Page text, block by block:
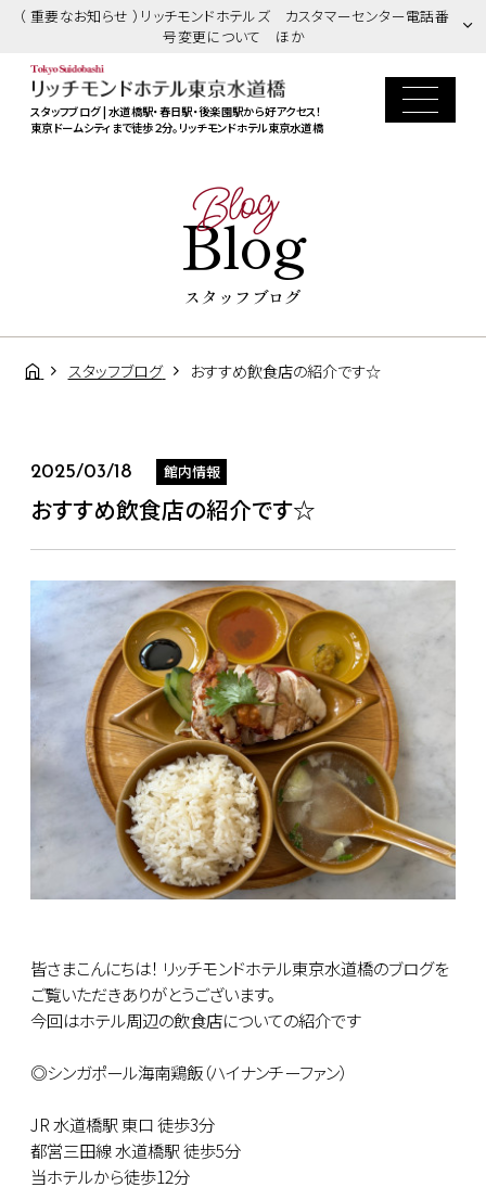
（ 重要なお知らせ ）リッチモンドホテルズ カスタマーセンター電話番
号変更について ほか
スタッフブログ | 水道橋駅・春日駅・後楽園駅から好アクセス！
東京ドームシティまで徒歩２分。リッチモンドホテル東京水道橋
Blog
Blog
スタッフブログ
スタッフブログ おすすめ飲食店の紹介です☆
2025/03/18 館内情報
おすすめ飲食店の紹介です☆
皆さまこんにちは！ リッチモンドホテル東京水道橋のブログを
ご覧いただきありがとうございます。
今回はホテル周辺の飲食店についての紹介です
◎シンガポール海南鶏飯（ハイナンチーファン）
JR 水道橋駅 東口 徒歩3分
都営三田線 水道橋駅 徒歩5分
当ホテルから徒歩12分